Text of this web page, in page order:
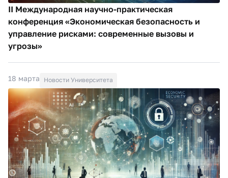
II Международная научно-практическая
конференция «Экономическая безопасность и
управление рисками: современные вызовы и
угрозы»
18 марта Новости Университета